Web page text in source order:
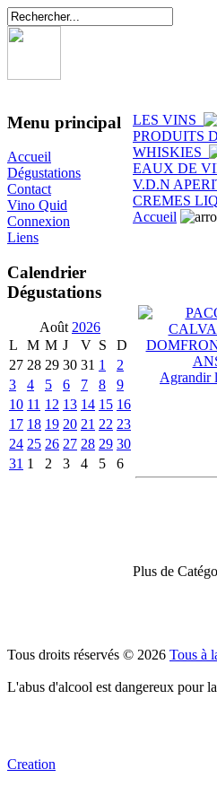
Menu principal
Accueil
Dégustations
Contact
Vino Quid
Connexion
Liens
Calendrier
Dégustations
Août 2026
L
M M J V S
D
27 28 29 30 31 1
2
3
4 5 6 7 8
9
10 11 12 13 14 15 16
17 18 19 20 21 22 23
24 25 26 27 28 29 30
31 1 2 3 4 5 6
LES VINS
PRODUITS
WHISKIES
EAUX DE
V.D.N
CREMES
Accueil
Agrandir
Plus de
Tous droits réservés © 2026 Tous à
L'abus d'alcool est dangereux pour
Creation